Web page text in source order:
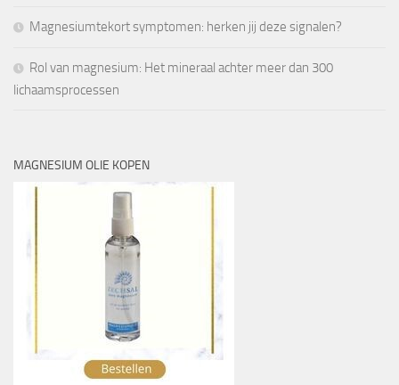
Magnesiumtekort symptomen: herken jij deze signalen?
Rol van magnesium: Het mineraal achter meer dan 300
lichaamsprocessen
MAGNESIUM OLIE KOPEN